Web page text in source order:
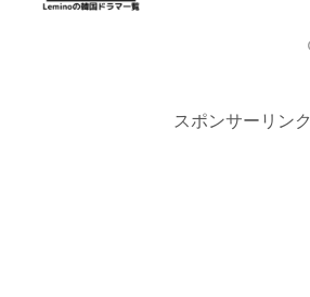
スポンサーリンク